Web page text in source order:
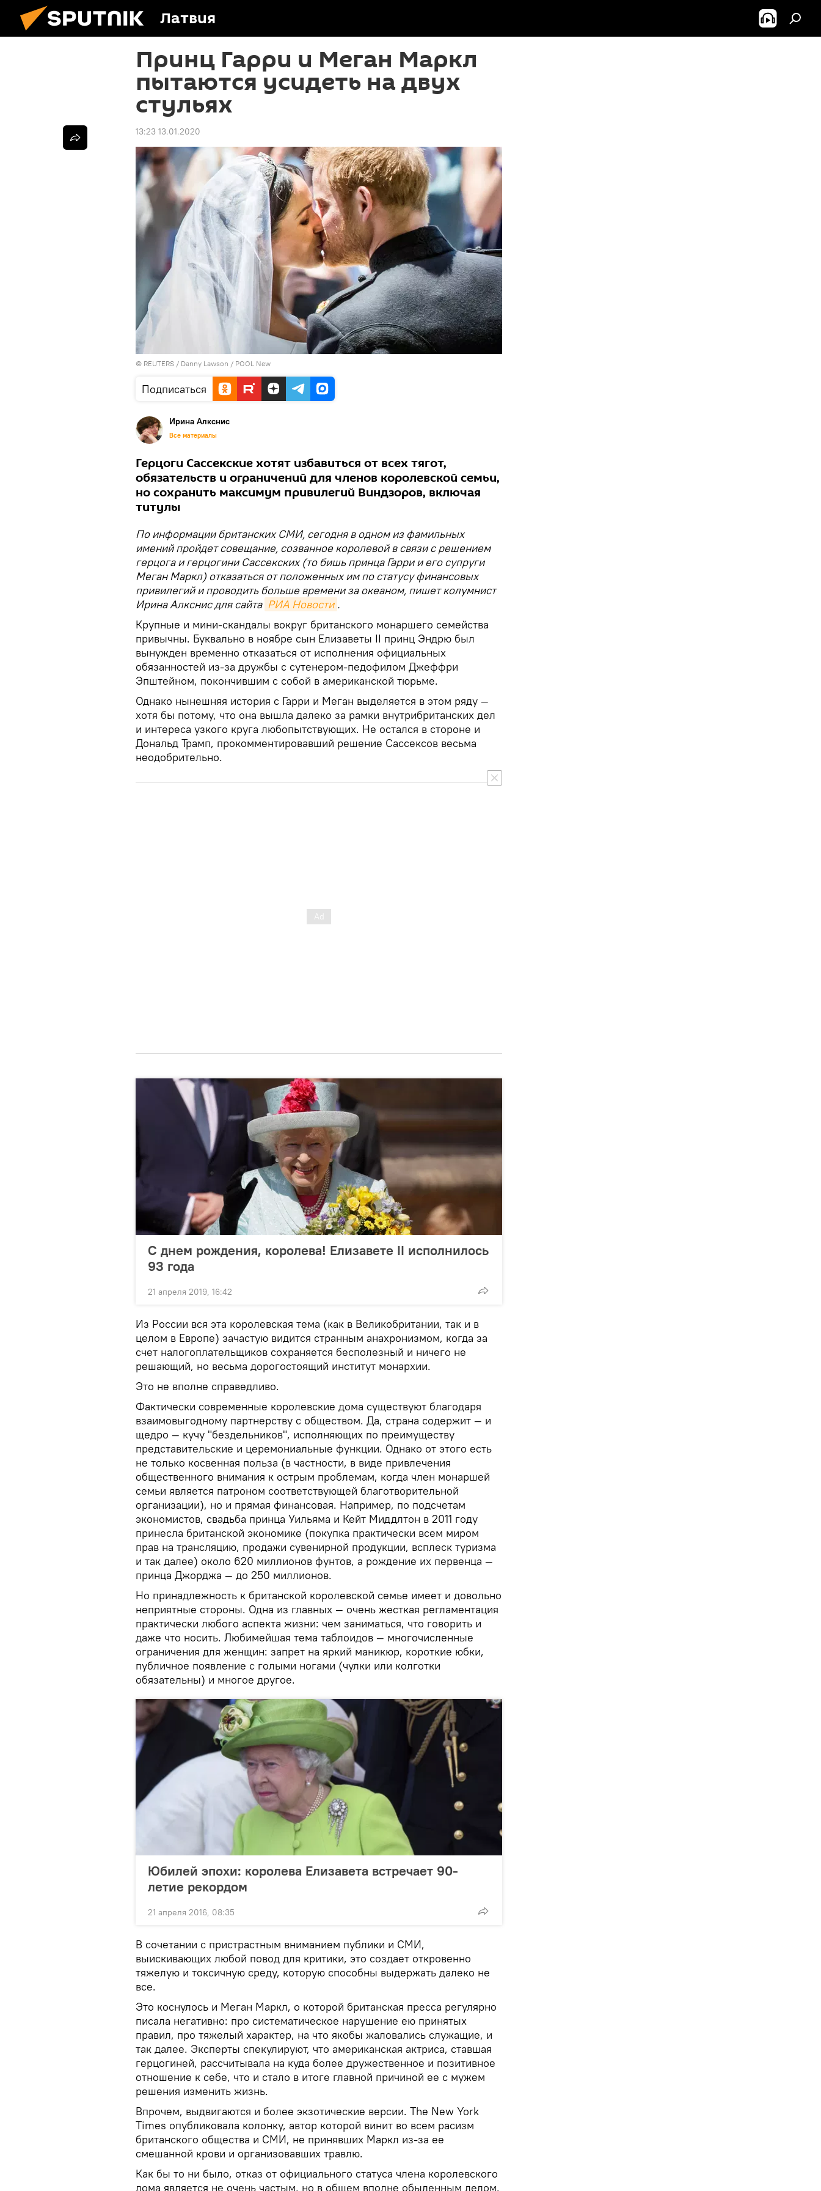
Латвия
Принц Гарри и Меган Маркл
пытаются усидеть на двух
стульях
13:23 13.01.2020
© REUTERS / Danny Lawson / POOL New
Подписаться
Ирина Алкснис
Все материалы
Герцоги Сассекские хотят избавиться от всех тягот,
обязательств и ограничений для членов королевской семьи,
но сохранить максимум привилегий Виндзоров, включая
титулы
По информации британских СМИ, сегодня в одном из фамильных
имений пройдет совещание, созванное королевой в связи с решением
герцога и герцогини Сассекских (то бишь принца Гарри и его супруги
Меган Маркл) отказаться от положенных им по статусу финансовых
привилегий и проводить больше времени за океаном, пишет колумнист
Ирина Алкснис для сайта РИА Новости .
Крупные и мини-скандалы вокруг британского монаршего семейства
привычны. Буквально в ноябре сын Елизаветы II принц Эндрю был
вынужден временно отказаться от исполнения официальных
обязанностей из-за дружбы с сутенером-педофилом Джеффри
Эпштейном, покончившим с собой в американской тюрьме.
Однако нынешняя история с Гарри и Меган выделяется в этом ряду —
хотя бы потому, что она вышла далеко за рамки внутрибританских дел
и интереса узкого круга любопытствующих. Не остался в стороне и
Дональд Трамп, прокомментировавший решение Сассексов весьма
неодобрительно.
С днем рождения, королева! Елизавете II исполнилось
93 года
21 апреля 2019, 16:42
Из России вся эта королевская тема (как в Великобритании, так и в
целом в Европе) зачастую видится странным анахронизмом, когда за
счет налогоплательщиков сохраняется бесполезный и ничего не
решающий, но весьма дорогостоящий институт монархии.
Это не вполне справедливо.
Фактически современные королевские дома существуют благодаря
взаимовыгодному партнерству с обществом. Да, страна содержит — и
щедро — кучу "бездельников", исполняющих по преимуществу
представительские и церемониальные функции. Однако от этого есть
не только косвенная польза (в частности, в виде привлечения
общественного внимания к острым проблемам, когда член монаршей
семьи является патроном соответствующей благотворительной
организации), но и прямая финансовая. Например, по подсчетам
экономистов, свадьба принца Уильяма и Кейт Миддлтон в 2011 году
принесла британской экономике (покупка практически всем миром
прав на трансляцию, продажи сувенирной продукции, всплеск туризма
и так далее) около 620 миллионов фунтов, а рождение их первенца —
принца Джорджа — до 250 миллионов.
Но принадлежность к британской королевской семье имеет и довольно
неприятные стороны. Одна из главных — очень жесткая регламентация
практически любого аспекта жизни: чем заниматься, что говорить и
даже что носить. Любимейшая тема таблоидов — многочисленные
ограничения для женщин: запрет на яркий маникюр, короткие юбки,
публичное появление с голыми ногами (чулки или колготки
обязательны) и многое другое.
Юбилей эпохи: королева Елизавета встречает 90-
летие рекордом
21 апреля 2016, 08:35
В сочетании с пристрастным вниманием публики и СМИ,
выискивающих любой повод для критики, это создает откровенно
тяжелую и токсичную среду, которую способны выдержать далеко не
все.
Это коснулось и Меган Маркл, о которой британская пресса регулярно
писала негативно: про систематическое нарушение ею принятых
правил, про тяжелый характер, на что якобы жаловались служащие, и
так далее. Эксперты спекулируют, что американская актриса, ставшая
герцогиней, рассчитывала на куда более дружественное и позитивное
отношение к себе, что и стало в итоге главной причиной ее с мужем
решения изменить жизнь.
Впрочем, выдвигаются и более экзотические версии. The New York
Times опубликовала колонку, автор которой винит во всем расизм
британского общества и СМИ, не принявших Маркл из-за ее
смешанной крови и организовавших травлю.
Как бы то ни было, отказ от официального статуса члена королевского
дома является не очень частым, но в общем вполне обыденным делом.